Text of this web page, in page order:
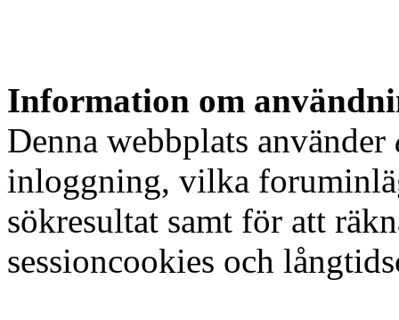
Information om
Denna webbplats använder
inloggning, vilka
sökresultat samt för att
sessioncookies och